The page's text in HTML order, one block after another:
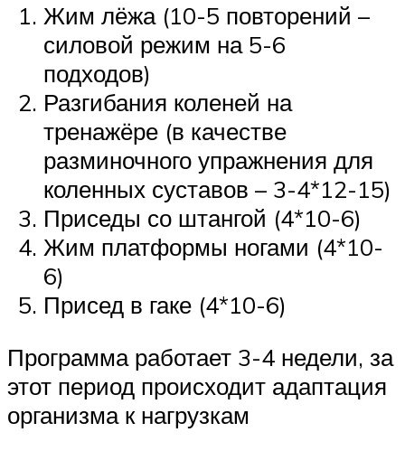
Жим лёжа (10-5 повторений –
силовой режим на 5-6
подходов)
Разгибания коленей на
тренажёре (в качестве
разминочного упражнения для
коленных суставов – 3-4*12-15)
Приседы со штангой (4*10-6)
Жим платформы ногами (4*10-
6)
Присед в гаке (4*10-6)
Программа работает 3-4 недели, за
этот период происходит адаптация
организма к нагрузкам